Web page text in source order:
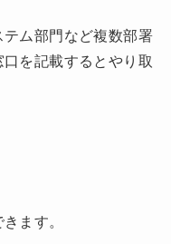
ム部門など複数部署
を記載するとやり取
ます。